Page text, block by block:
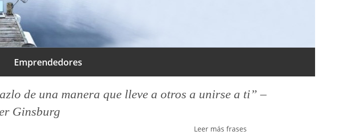
Emprendedores
de una manera que lleve a otros a unirse a ti” –
Ginsburg
Leer más frases